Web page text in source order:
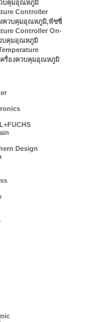
วบคุมอุณหภูมิ
Controller
งควบคุมอุณหภูมิ,ฟัซซี่
Controller On-
บคุมอุณหภูมิ
ครื่องควบคุมอุณหภูมิ
Design